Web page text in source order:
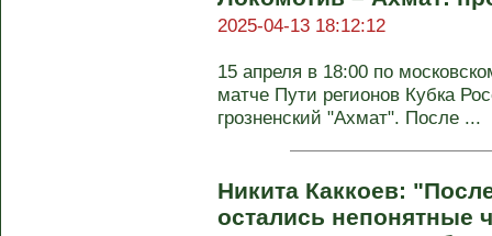
2025-04-13 18:12:12
15 апреля в 18:00 по
матче Пути регионов Кубка
грозненский "Ахмат". После ...
Никита Каккоев:
остались непонятные